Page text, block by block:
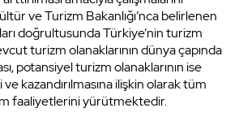
ve Turizm Bakanlığı’nca belirlenen
doğrultusunda Türkiye’nin turizm
turizm olanaklarının dünya çapında
potansiyel turizm olanaklarının ise
kazandırılmasına ilişkin olarak tüm
faaliyetlerini yürütmektedir.